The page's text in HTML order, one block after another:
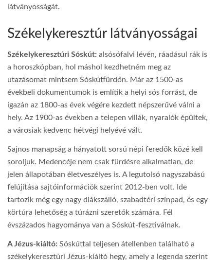
látványosságát.
Székelykeresztúr látványosságai
Székelykeresztúri Sóskút: alsósófalvi lévén, ráadásul rák is
a horoszkópban, hol máshol kezdhetném meg az
utazásomat mintsem Sóskútfürdőn. Már az 1500-as
évekbeli dokumentumok is említik a helyi sós forrást, de
igazán az 1800-as évek végére kezdett népszerűvé válni a
hely. Az 1900-as években a telepen villák, nyaralók épültek,
a városiak kedvenc hétvégi helyévé vált.
Sajnos manapság a hányatott sorsú népi feredők közé kell
soroljuk. Medencéje nem csak fürdésre alkalmatlan, de
jelen állapotában életveszélyes is. A legutolsó nagyszabású
felújítása sajtóinformációk szerint 2012-ben volt. Ide
tartozik még egy nagy diákszálló, szabadtéri színpad, és egy
körtúra lehetőség a túrázni szeretők számára. Fél
évszázados hagyománya van a Sóskút-fesztiválnak.
A Jézus-kiáltó: Sóskúttal teljesen átellenben található a
székelykeresztúri Jézus-kiáltó hegy, amely a legenda szerint